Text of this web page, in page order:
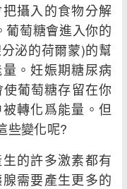
攝入的食物分解
葡萄糖會進入你的
泌的荷爾蒙)的幫
。妊娠期糖尿病
葡萄糖存留在你
轉化爲能量。但
些變化呢?
的許多激素都有
需要產生更多的